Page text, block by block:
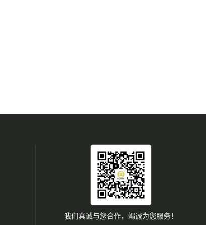
我们真诚与您合作，竭诚为您服务！